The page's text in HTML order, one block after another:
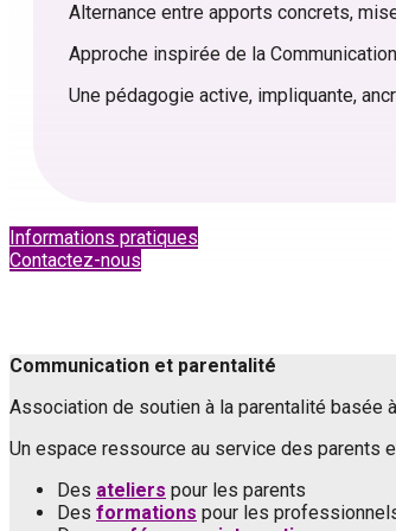
Alternance entre apports concrets,
Approche inspirée de la
Une pédagogie active, impliquante,
Informations pratiques
Contactez-nous
Communication et parentalité
Association de soutien à la parentalité basée
Un espace ressource au service des parents
Des ateliers pour les parents
Des formations pour les